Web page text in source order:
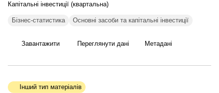
Капітальні інвестиції (квартальна)
Бізнес-статистика Основні засоби та капітальні інвестиції
Завантажити Переглянути дані Метадані
Інший тип матеріалів